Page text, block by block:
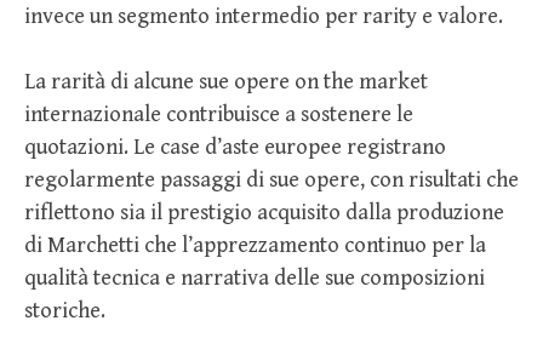
invece un segmento intermedio per rarity e valore.
La rarità di alcune sue opere on the market
internazionale contribuisce a sostenere le
quotazioni. Le case d’aste europee registrano
regolarmente passaggi di sue opere, con risultati che
riflettono sia il prestigio acquisito dalla produzione
di Marchetti che l’apprezzamento continuo per la
qualità tecnica e narrativa delle sue composizioni
storiche.